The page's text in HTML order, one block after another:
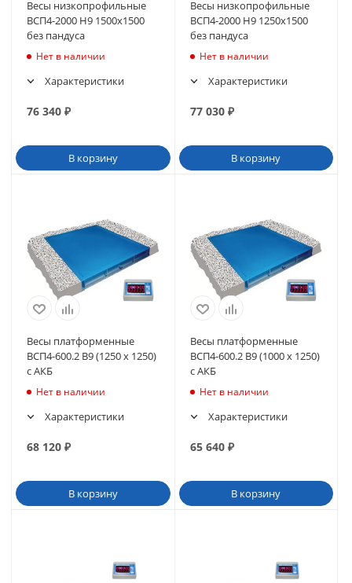
Весы низкопрофильные
ВСП4-2000 Н9 1500х1500
без пандуса
Нет в наличии
Характеристики
76 340 ₽
В корзину
Весы низкопрофильные
ВСП4-2000 Н9 1250х1500
без пандуса
Нет в наличии
Характеристики
77 030₽
В корзину
Весы платформенные
ВСП4-600.2 В9 (1250 х 1250)
с АКБ
Нет в наличии
Характеристики
68 120 ₽
В корзину
Весы платформенные
ВСП4-600.2 В9 (1000 х 1250)
с АКБ
Нет в наличии
Характеристики
65 640₽
В корзину